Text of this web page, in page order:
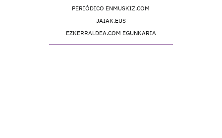
PERIÓDICO ENMUSKIZ.COM
JAIAK.EUS
EZKERRALDEA.COM EGUNKARIA